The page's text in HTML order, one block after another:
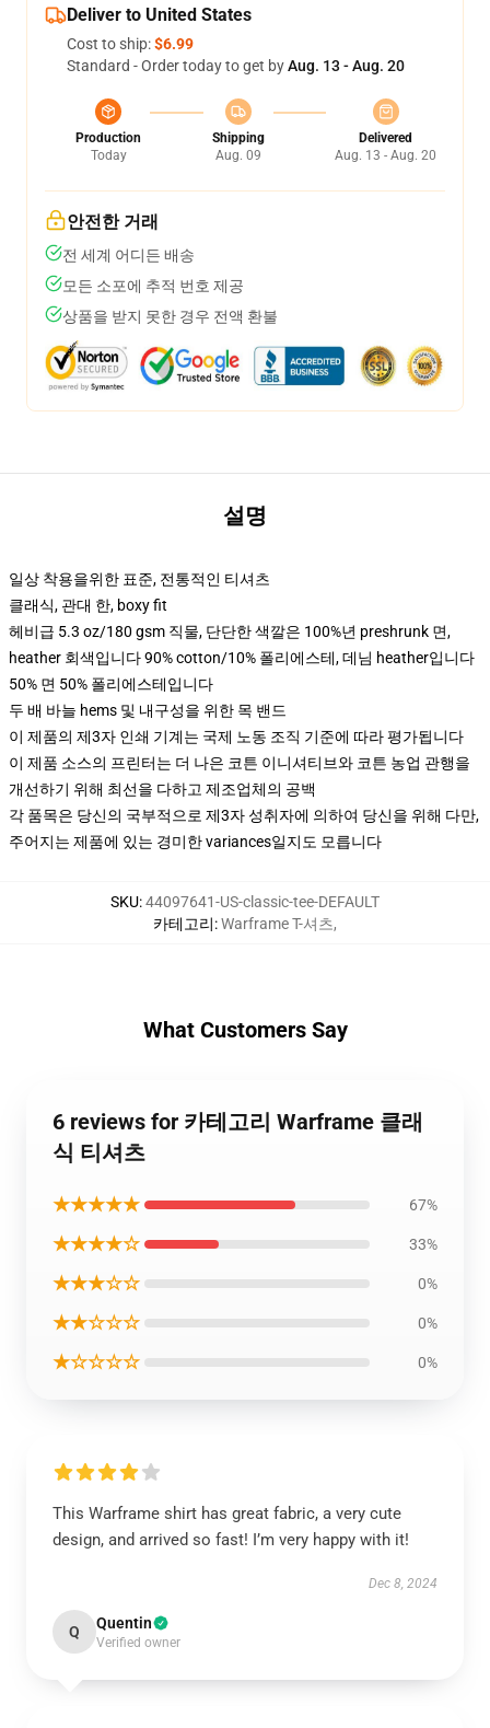
Deliver to United States
Cost to ship:$6.99
Standard - Order today to get byAug. 13 - Aug. 20
Production
Today
Shipping
Aug. 09
Delivered
Aug. 13 - Aug. 20
안전한 거래
전 세계 어디든 배송
모든 소포에 추적 번호 제공
상품을 받지 못한 경우 전액 환불
설명
일상 착용을위한 표준, 전통적인 티셔츠
클래식, 관대 한, boxy fit
헤비급 5.3 oz/180 gsm 직물, 단단한 색깔은 100%년 preshrunk 면,
heather 회색입니다 90% cotton/10% 폴리에스테, 데님 heather입니다
50% 면 50% 폴리에스테입니다
두 배 바늘 hems 및 내구성을 위한 목 밴드
이 제품의 제3자 인쇄 기계는 국제 노동 조직 기준에 따라 평가됩니다
이 제품 소스의 프린터는 더 나은 코튼 이니셔티브와 코튼 농업 관행을
개선하기 위해 최선을 다하고 제조업체의 공백
각 품목은 당신의 국부적으로 제3자 성취자에 의하여 당신을 위해 다만,
주어지는 제품에 있는 경미한 variances일지도 모릅니다
SKU:44097641-US-classic-tee-DEFAULT
카테고리:Warframe T-셔츠,
What Customers Say
6 reviews for 카테고리 Warframe 클래
식 티셔츠
★★★★★ 67%
★★★★☆ 33%
★★★☆☆ 0%
★★☆☆☆ 0%
★☆☆☆☆ 0%
This Warframe shirt has great fabric, a very cute
design, and arrived so fast! I’m very happy with it!
Dec 8, 2024
Q Quentin
Verified owner